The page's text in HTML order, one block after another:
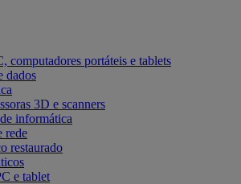
computadores portáteis e tablets
dados
3D e scanners
informática
rede
restaurado
e tablet